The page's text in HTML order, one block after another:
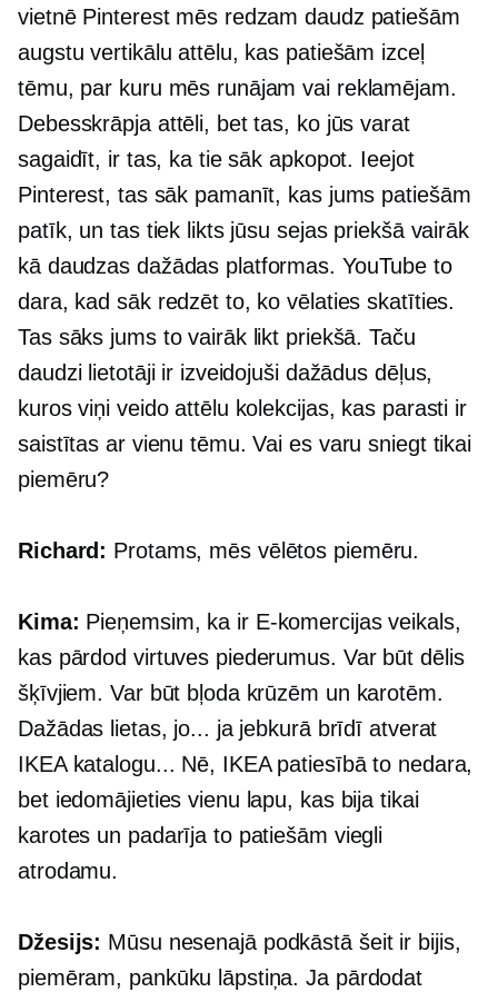
vietnē Pinterest mēs redzam daudz patiešām
augstu vertikālu attēlu, kas patiešām izceļ
tēmu, par kuru mēs runājam vai reklamējam.
Debesskrāpja attēli, bet tas, ko jūs varat
sagaidīt, ir tas, ka tie sāk apkopot. Ieejot
Pinterest, tas sāk pamanīt, kas jums patiešām
patīk, un tas tiek likts jūsu sejas priekšā vairāk
kā daudzas dažādas platformas. YouTube to
dara, kad sāk redzēt to, ko vēlaties skatīties.
Tas sāks jums to vairāk likt priekšā. Taču
daudzi lietotāji ir izveidojuši dažādus dēļus,
kuros viņi veido attēlu kolekcijas, kas parasti ir
saistītas ar vienu tēmu. Vai es varu sniegt tikai
piemēru?
Richard: Protams, mēs vēlētos piemēru.
Kima: Pieņemsim, ka ir E-komercijasveikals,
kas pārdod virtuves piederumus. Var būt dēlis
šķīvjiem. Var būt bļoda krūzēm un karotēm.
Dažādas lietas, jo... ja jebkurā brīdī atverat
IKEA katalogu... Nē, IKEA patiesībā to nedara,
bet iedomājieties vienu lapu, kas bija tikai
karotes un padarīja to patiešām viegli
atrodamu.
Džesijs: Mūsu nesenajā podkāstā šeit ir bijis,
piemēram, pankūku lāpstiņa. Ja pārdodat